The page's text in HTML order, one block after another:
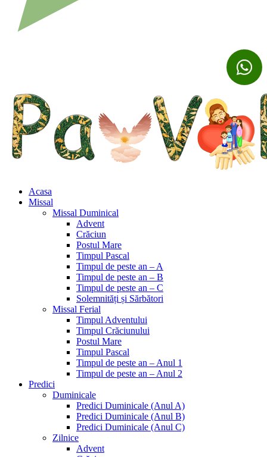
Acasa
Missal
Missal Duminical
Advent
Crăciun
Postul Mare
Timpul Pascal
Timpul de peste an – A
Timpul de peste an – B
Timpul de peste an – C
Solemnități și Sărbători
Missal Ferial
Timpul Adventului
Timpul Crăciunului
Postul Mare
Timpul Pascal
Timpul de peste an – Anul 1
Timpul de peste an – Anul 2
Predici
Duminicale
Predici Duminicale (Anul A)
Predici Duminicale (Anul B)
Predici Duminicale (Anul C)
Zilnice
Advent